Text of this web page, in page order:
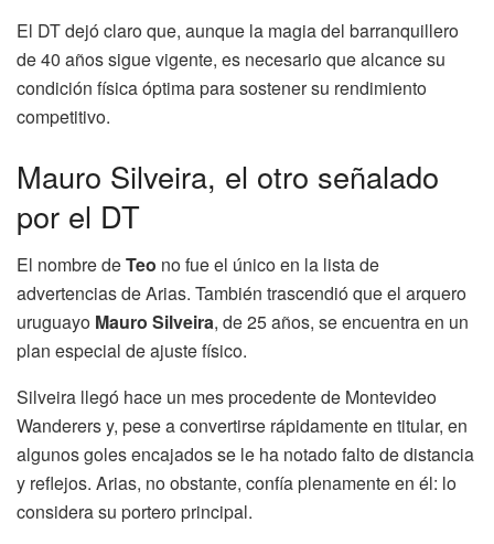
El DT dejó claro que, aunque la magia del barranquillero
de 40 años sigue vigente, es necesario que alcance su
condición física óptima para sostener su rendimiento
competitivo.
Mauro Silveira, el otro señalado
por el DT
El nombre deTeo no fue el único en la lista de
advertencias de Arias. También trascendió que el arquero
uruguayo Mauro Silveira, de 25 años, se encuentra en un
plan especial de ajuste físico.
Silveira llegó hace un mes procedente de Montevideo
Wanderers y, pese a convertirse rápidamente en titular, en
algunos goles encajados se le ha notado falto de distancia
y reflejos. Arias, no obstante, confía plenamente en él: lo
considera su portero principal.